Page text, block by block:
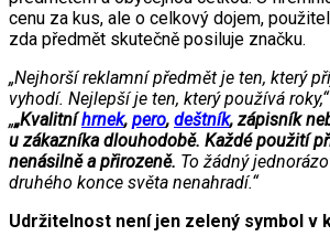
cenu za kus, ale o celkový dojem,
zda předmět skutečně posiluje značku.
„Nejhorší reklamní předmět je ten, který
vyhodí. Nejlepší je ten, který používá roky,“
„„Kvalitníhrnek, pero, deštník, zápisník
u zákazníka dlouhodobě. Každé použití
nenásilně a přirozeně. To žádný
druhého konce světa nenahradí.“
Udržitelnost není jen zelený symbol v